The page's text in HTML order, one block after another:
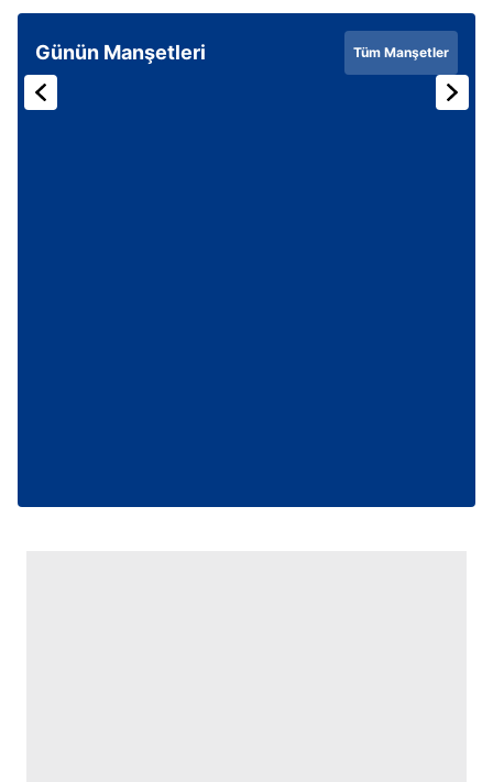
Günün Manşetleri Tüm Manşetler